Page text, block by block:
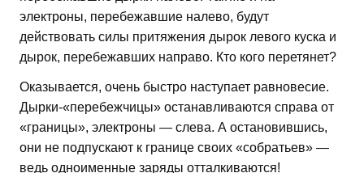
электроны, перебежавшие налево, будут
действовать силы притяжения дырок левого куска и
дырок, перебежавших направо. Кто кого перетянет?
Оказывается, очень быстро наступает равновесие.
Дырки-«перебежчицы» останавливаются справа от
«границы», электроны — слева. А остановившись,
они не подпускают к границе своих «собратьев» —
ведь одноименные заряды отталкиваются!